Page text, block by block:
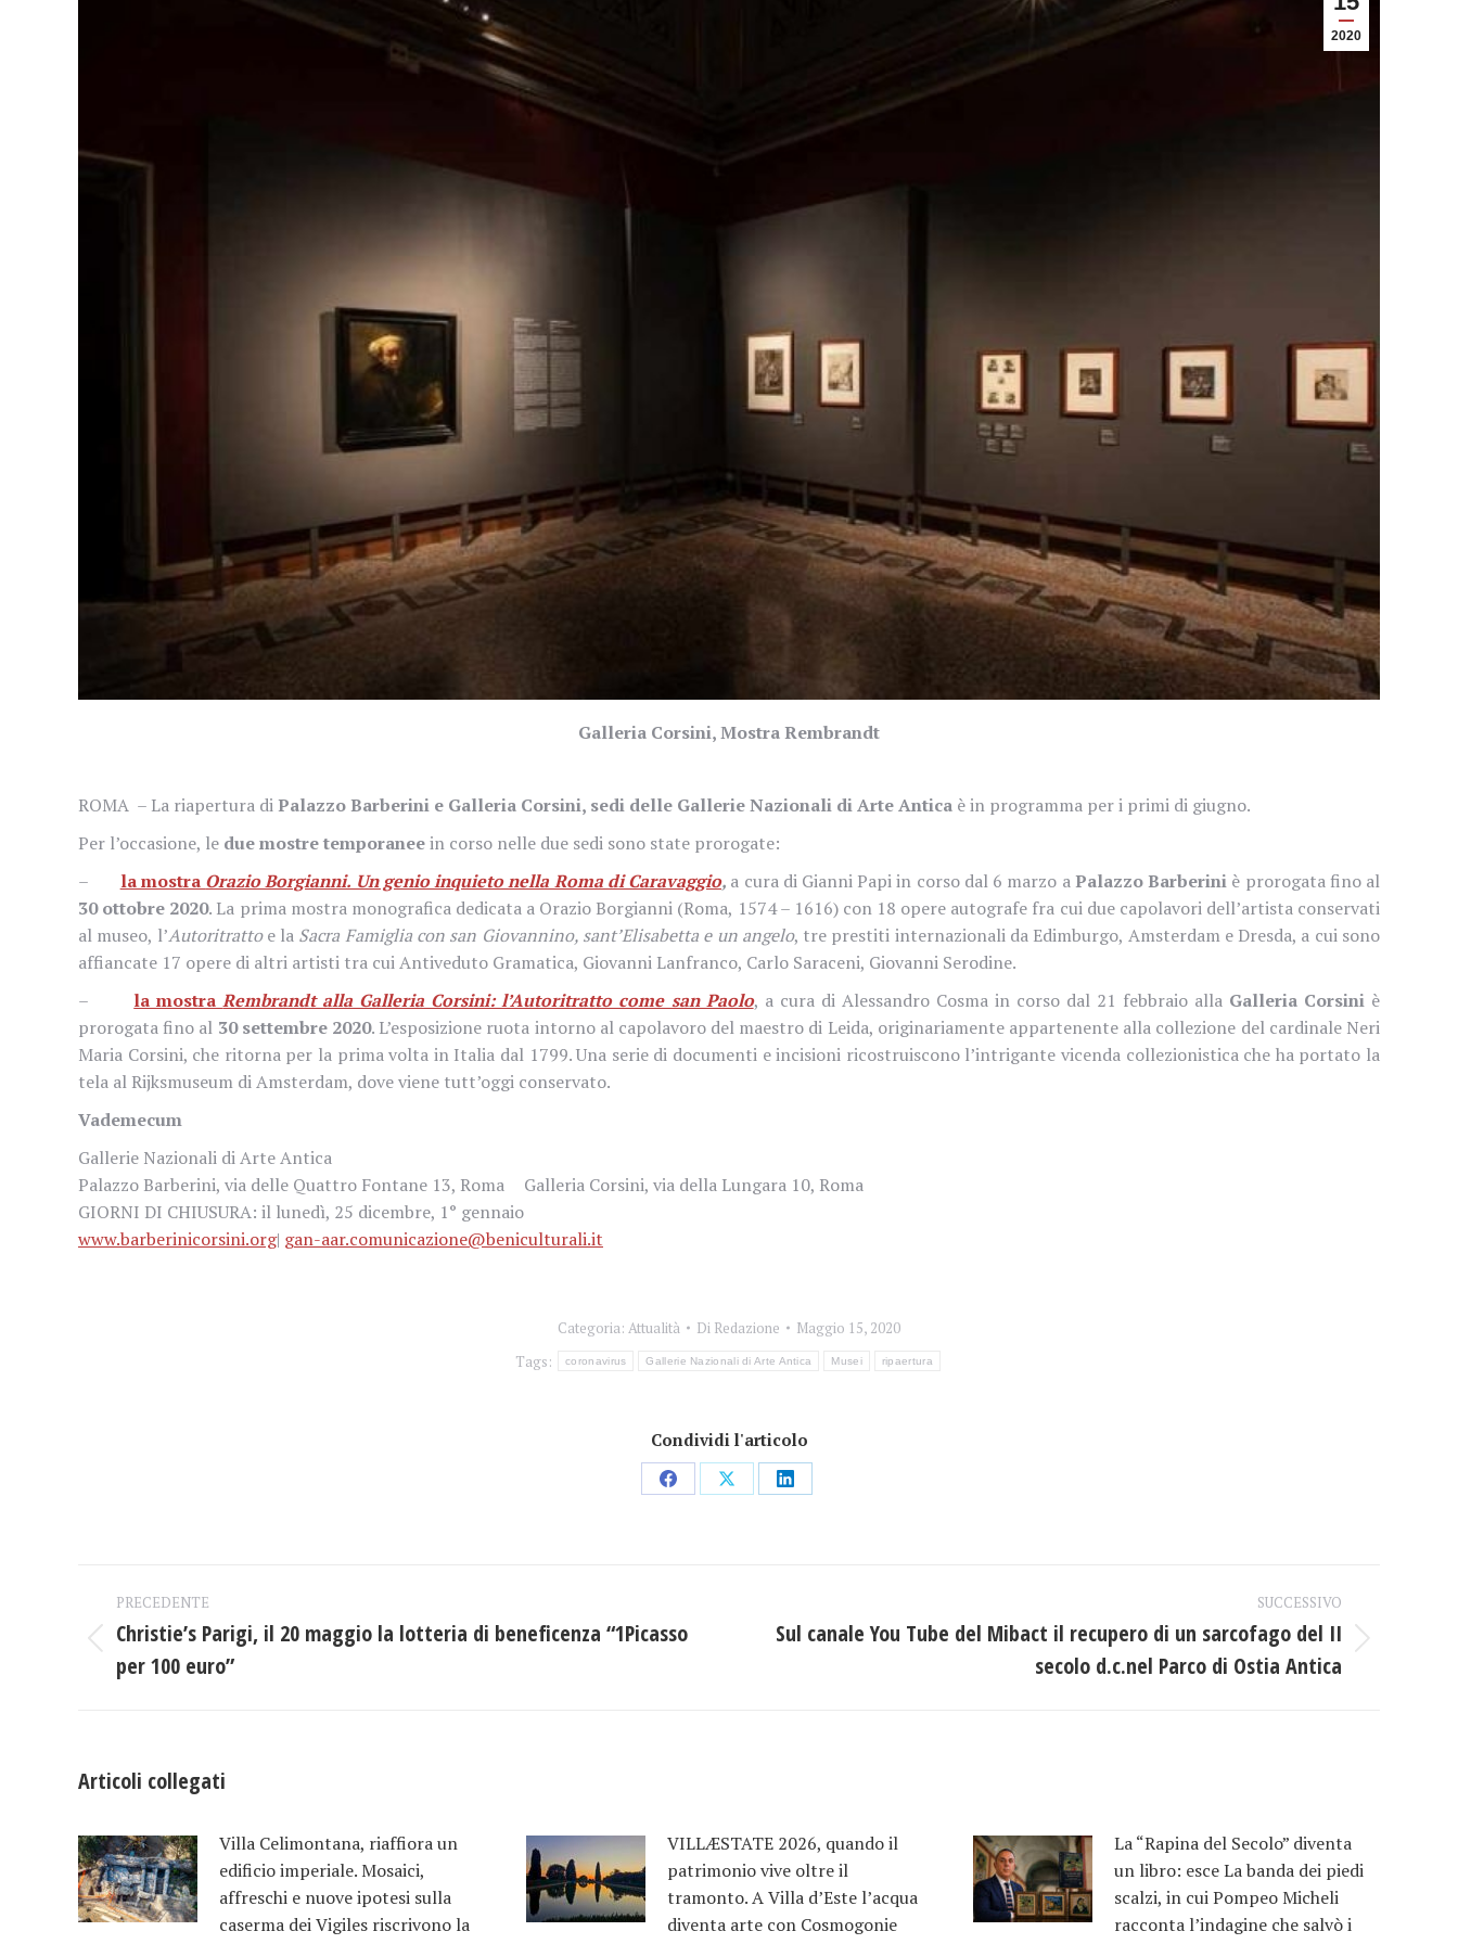
2020
Galleria Corsini, Mostra Rembrandt
ROMA – La riapertura diPalazzo Barberini e Galleria Corsini, sedi delle Gallerie Nazionali di Arte Antica è in programma per i primi di giugno.
Per l’occasione, le due mostre temporaneein corso nelle due sedi sono state prorogate:
–
la mostra Orazio Borgianni. Un genio inquieto nella Roma di Caravaggio, a cura di Gianni Papi in corso dal 6 marzo aPalazzo Barberini è prorogata fino al
30 ottobre 2020. La prima mostra monografica dedicata a Orazio Borgianni (Roma, 1574 – 1616) con 18 opere autografe fra cui due capolavori dell’artista conservati
al museo, l’Autoritrattoe la Sacra Famiglia con san Giovannino, sant’Elisabetta e un angelo, tre prestiti internazionali da Edimburgo, Amsterdam e Dresda, a cui sono
affiancate 17 opere di altri artisti tra cui Antiveduto Gramatica, Giovanni Lanfranco, Carlo Saraceni, Giovanni Serodine.
–
la mostraRembrandt alla Galleria Corsini: l’Autoritratto come san Paolo, a cura di Alessandro Cosma in corso dal 21 febbraio alla Galleria Corsini è
prorogata fino al 30 settembre 2020. L’esposizione ruota intorno al capolavoro del maestro di Leida, originariamente appartenente alla collezione del cardinale Neri
Maria Corsini, che ritorna per la prima volta in Italia dal 1799. Una serie di documenti e incisioni ricostruiscono l’intrigante vicenda collezionistica che ha portato la
tela al Rijksmuseum di Amsterdam, dove viene tutt’oggi conservato.
Vademecum
Gallerie Nazionali di Arte Antica
Palazzo Barberini, via delle Quattro Fontane 13, Roma Galleria Corsini, via della Lungara 10, Roma
GIORNI DI CHIUSURA: il lunedì, 25 dicembre, 1° gennaio
www.barberinicorsini.org| gan-aar.comunicazione@beniculturali.it
Categoria: Attualità Di Redazione
Maggio 15, 2020
Tags:
coronavirus Gallerie Nazionali di Arte Antica Musei ripaertura
Condividi l'articolo
CondividiCondividiCondividi
Naviga
tra
PRECEDENTE
Post
precedente:
Christie’s Parigi, il 20 maggio la lotteria di beneficenza “1Picasso
per 100 euro”
SUCCESSIVO
Prossimo
Sul canale You Tube del Mibact il recupero di un sarcofago del II
secolo d.c.nel Parco di Ostia Antica
Articoli collegati
Villa Celimontana, riaffiora un
edificio imperiale. Mosaici,
affreschi e nuove ipotesi sulla
caserma dei Vigiles riscrivono la
VILLÆSTATE 2026, quando il
patrimonio vive oltre il
tramonto. A Villa d’Este l’acqua
diventa arte con Cosmogonie
La “Rapina del Secolo” diventa
un libro: esce La banda dei piedi
scalzi, in cui Pompeo Micheli
racconta l’indagine che salvò i